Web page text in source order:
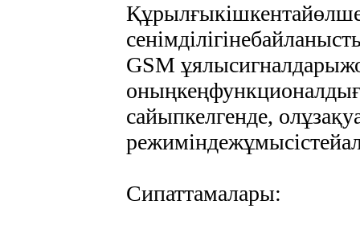
GSM
сайыпкелгенде,
Сипаттамалары: